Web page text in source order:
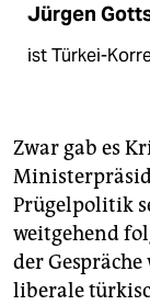
Jürgen
ist Türkei-
Zwar gab es
Prügelpolitik
weitgehend
der
liberale